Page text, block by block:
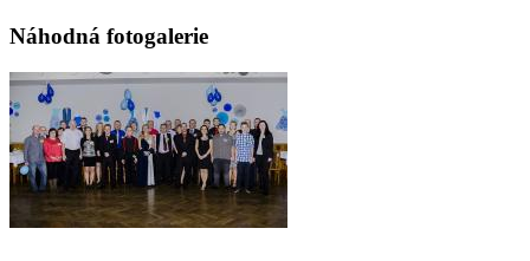
Náhodná fotogalerie